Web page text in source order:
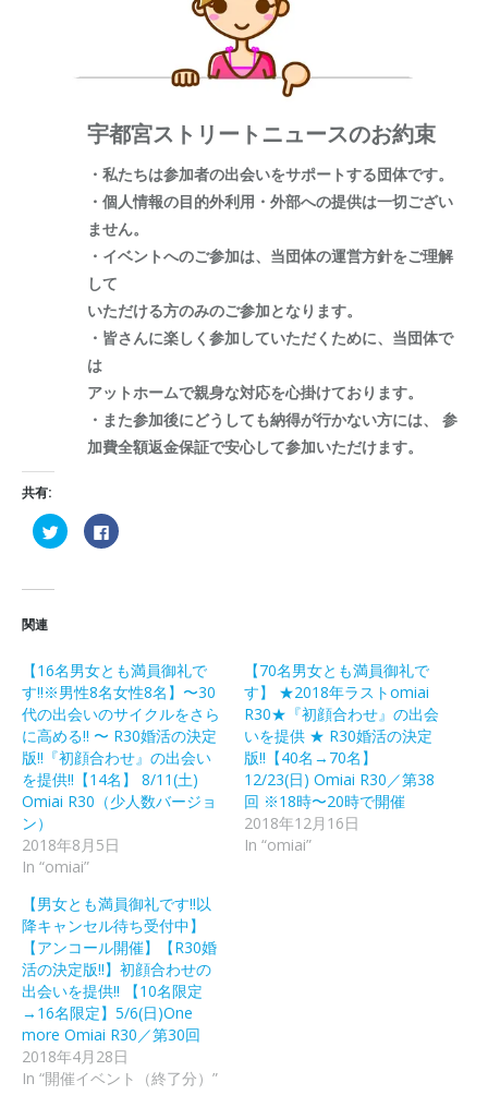
宇都宮ストリートニュースのお約束
・私たちは参加者の出会いをサポートする団体です。
・個人情報の目的外利用・外部への提供は一切ござい
ません。
・イベントへのご参加は、当団体の運営方針をご理解
して
いただける方のみのご参加となります。
・皆さんに楽しく参加していただくために、当団体で
は
アットホームで親身な対応を心掛けております。
・また参加後にどうしても納得が行かない方には、 参
加費全額返金保証で安心して参加いただけます。
共有:
ク
リ
し
い
ウ
ィ
ン
ド
ウ
で
開
き
ま
Facebook
で
ク
し
て
く
だ
さ
い
(新
し
い
ウ
ィ
ド
ウ
き
ま
す)
関連
【16名男女とも満員御礼で
す!!※男性8名女性8名】〜30
代の出会いのサイクルをさら
に高める!! 〜 R30婚活の決定
版!!『初顔合わせ』の出会い
を提供!!【14名】 8/11(土)
Omiai R30（少人数バージョ
ン）
2018年8月5日
In “omiai”
【70名男女とも満員御礼で
す】 ★2018年ラストomiai
R30★『初顔合わせ』の出会
いを提供 ★ R30婚活の決定
版!!【40名→70名】
12/23(日) Omiai R30／第38
回 ※18時〜20時で開催
2018年12月16日
In “omiai”
【男女とも満員御礼です!!以
降キャンセル待ち受付中】
【アンコール開催】【R30婚
活の決定版!!】初顔合わせの
出会いを提供!! 【10名限定
→16名限定】5/6(日)One
more Omiai R30／第30回
2018年4月28日
In “開催イベント（終了分）”